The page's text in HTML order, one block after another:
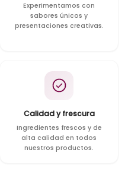
Experimentamos con
sabores únicos y
presentaciones creativas.
Calidad y frescura
Ingredientes frescos y de
alta calidad en todos
nuestros productos.